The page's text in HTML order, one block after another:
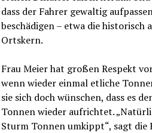
dass der Fahrer gewaltig
beschädigen – etwa die historisch
Ortskern.
Frau Meier hat großen Respekt
wenn wieder einmal etliche
sie sich doch wünschen, dass es
Tonnen wieder aufrichtet.
Sturm Tonnen umkippt“, sagt